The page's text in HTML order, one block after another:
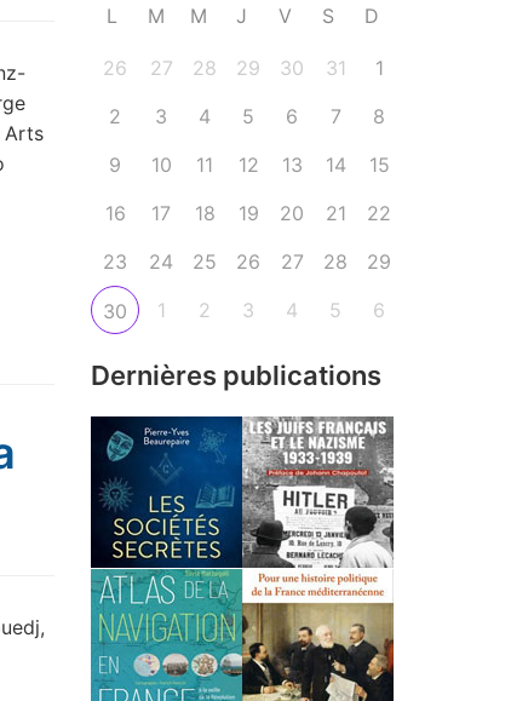
Arts
L M M J V S D
26 27 28 29 30 31
1
2
3 4 5 6 7
8
9
10 11 12 13 14
15
16
17 18 19 20 21
22
23
24 25 26 27 28 29
30 1 2 3 4 5 6
Dernières publications